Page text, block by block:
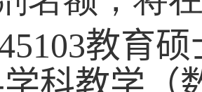
教育硕
学科教学（